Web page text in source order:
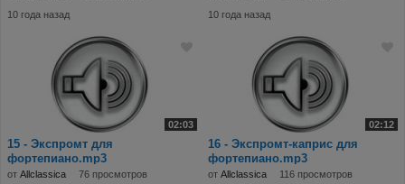
10 года назад
10 года назад
02:03
15 - Экспромт для
фортепиано.mp3
от Allclassica 76 просмотров
02:12
16 - Экспромт-каприс для
фортепиано.mp3
от Allclassica 116 просмотров